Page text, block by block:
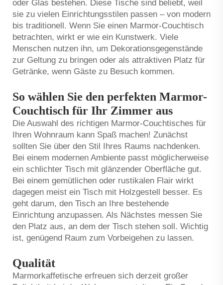
oder Glas bestehen. Diese Tische sind beliebt, weil
sie zu vielen Einrichtungsstilen passen – von modern
bis traditionell. Wenn Sie einen Marmor-Couchtisch
betrachten, wirkt er wie ein Kunstwerk. Viele
Menschen nutzen ihn, um Dekorationsgegenstände
zur Geltung zu bringen oder als attraktiven Platz für
Getränke, wenn Gäste zu Besuch kommen.
So wählen Sie den perfekten Marmor-
Couchtisch für Ihr Zimmer aus
Die Auswahl des richtigen Marmor-Couchtisches für
Ihren Wohnraum kann Spaß machen! Zunächst
sollten Sie über den Stil Ihres Raums nachdenken.
Bei einem modernen Ambiente passt möglicherweise
ein schlichter Tisch mit glänzender Oberfläche gut.
Bei einem gemütlichen oder rustikalen Flair wirkt
dagegen meist ein Tisch mit Holzgestell besser. Es
geht darum, den Tisch an Ihre bestehende
Einrichtung anzupassen. Als Nächstes messen Sie
den Platz aus, an dem der Tisch stehen soll. Wichtig
ist, genügend Raum zum Vorbeigehen zu lassen.
Qualität
Marmorkaffetische erfreuen sich derzeit großer